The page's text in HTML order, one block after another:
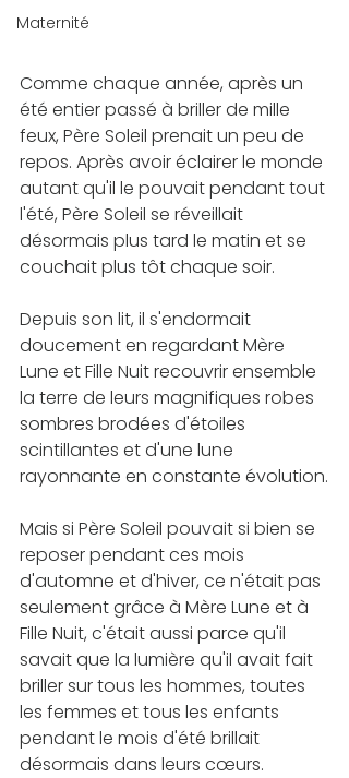
Maternité
Comme chaque année, après un
été entier passé à briller de mille
feux, Père Soleil prenait un peu de
repos. Après avoir éclairer le monde
autant qu'il le pouvait pendant tout
l'été, Père Soleil se réveillait
désormais plus tard le matin et se
couchait plus tôt chaque soir.
Depuis son lit, il s'endormait
doucement en regardant Mère
Lune et Fille Nuit recouvrir ensemble
la terre de leurs magnifiques robes
sombres brodées d'étoiles
scintillantes et d'une lune
rayonnante en constante évolution.
Mais si Père Soleil pouvait si bien se
reposer pendant ces mois
d'automne et d'hiver, ce n'était pas
seulement grâce à Mère Lune et à
Fille Nuit, c'était aussi parce qu'il
savait que la lumière qu'il avait fait
briller sur tous les hommes, toutes
les femmes et tous les enfants
pendant le mois d'été brillait
désormais dans leurs cœurs.